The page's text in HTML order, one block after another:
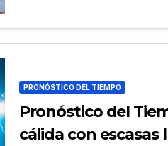
PRONÓSTICO DEL TIEMPO
Pronóstico del
cálida con escasas
TORRES
ACONTECER
9 DE
GUZMÁN